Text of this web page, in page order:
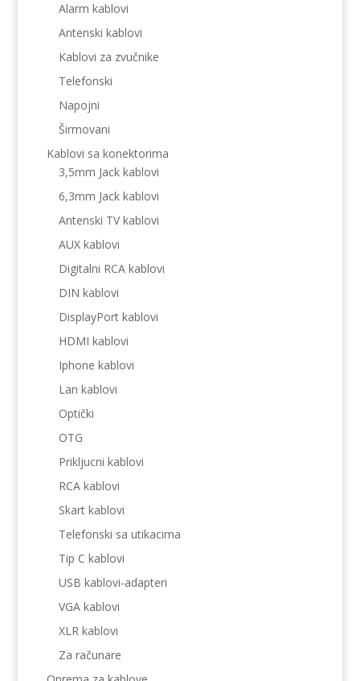
Alarm kablovi
Antenski kablovi
Kablovi za zvučnike
Telefonski
Napojni
Širmovani
Kablovi sa konektorima
3,5mm Jack kablovi
6,3mm Jack kablovi
Antenski TV kablovi
AUX kablovi
Digitalni RCA kablovi
DIN kablovi
DisplayPort kablovi
HDMI kablovi
Iphone kablovi
Lan kablovi
Optički
OTG
Prikljucni kablovi
RCA kablovi
Skart kablovi
Telefonski sa utikacima
Tip C kablovi
USB kablovi-adapteri
VGA kablovi
XLR kablovi
Za računare